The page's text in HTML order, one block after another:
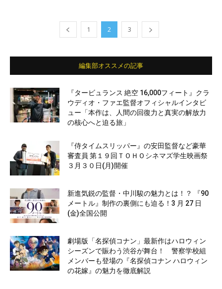
1 2 3
編集部オススメの記事
『タービュランス 絶空 16,000フィート』クラ
ウディオ・ファエ監督オフィシャルインタビ
ュー「本作は、人間の回復力と真実の解放力
の核心へと迫る旅」
『侍タイムスリッパー』の安田監督など豪華
審査員 第１９回ＴＯＨＯシネマズ学生映画祭
３月３０日(月)開催
新進気鋭の監督・中川駿の魅力とは！？ 『90
メートル』制作の裏側にも迫る！3 月 27 日
(金)全国公開
劇場版「名探偵コナン」最新作はハロウィン
シーズンで賑わう渋谷が舞台！ 警察学校組
メンバーも登場の『名探偵コナン ハロウィン
の花嫁』の魅力を徹底解説